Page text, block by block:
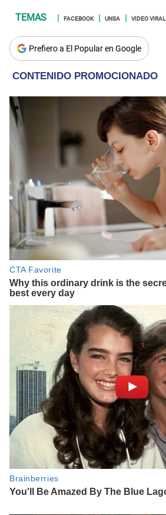
FACEBOOK UNSA VIDEO VIRAL
Prefiero a El Popular en Google